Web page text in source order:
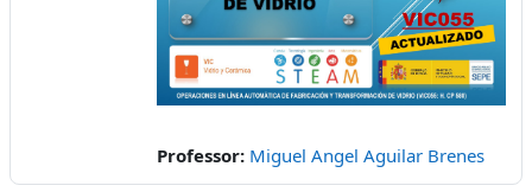
Professor: Miguel Angel Aguilar Brenes